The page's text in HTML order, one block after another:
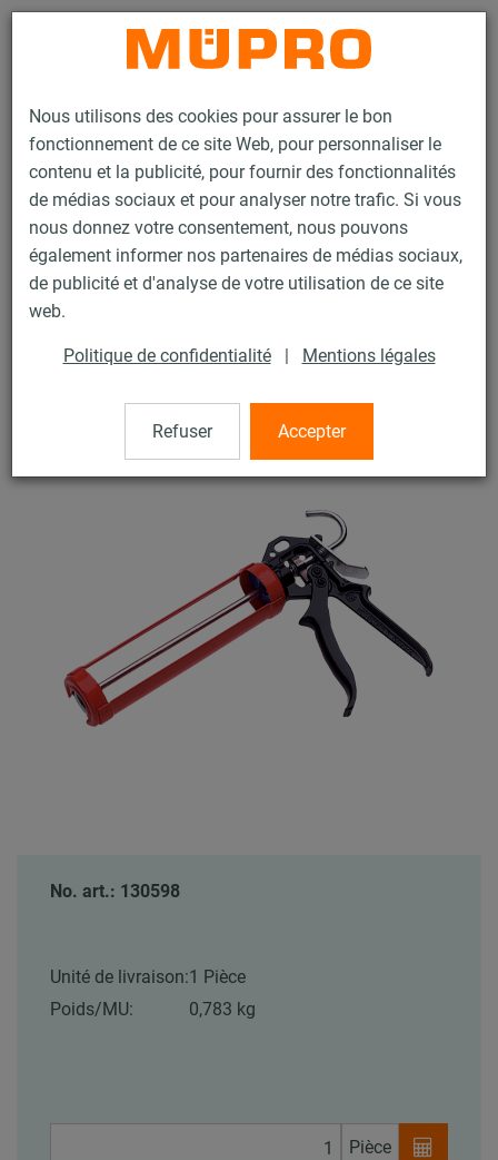
Nous utilisons des cookies pour assurer le bon
fonctionnement de ce site Web, pour personnaliser le
contenu et la publicité, pour fournir des fonctionnalités
de médias sociaux et pour analyser notre trafic. Si vous
nous donnez votre consentement, nous pouvons
également informer nos partenaires de médias sociaux,
de publicité et d'analyse de votre utilisation de ce site
web.
Politique de confidentialité | Mentions légales
Refuser Accepter
Contact
Produits Pistolet à cartouche DPS 12 S
0 / 0
Pistolet à cartouche DPS 12 S
No. art.: 130598
Unité de livraison:1 Pièce
Poids/MU:
0,783 kg
Pièce